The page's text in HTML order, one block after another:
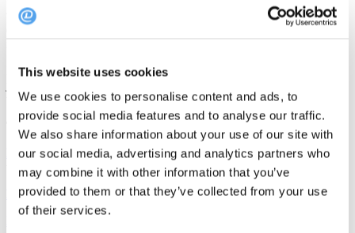
This website uses cookies
We use cookies to personalise content and ads, to
provide social media features and to analyse our traffic.
We also share information about your use of our site with
our social media, advertising and analytics partners who
may combine it with other information that you’ve
provided to them or that they’ve collected from your use
of their services.
varmistavat, että jokainen kappale on huolellisesti kuratoitu. Täällä
ei ole algoritmeja, vaan oikeita ihmisiä, jotka valitsevat hyvää
Indie Shuffle tarjoaa myös ilmaisen, helppokäyttöisen sovelluksen,
tutustua erityisesti tehtyihin soittolistoihin.
Tässä on muutamia suosikkejamme:
Lounge / Trip-hop: Jäähdytettyä, auringonpaisteista tunnelmaa
terassillesi
Deep Heat: Sileä, sielukas miksaus tunnelman luomiseksi